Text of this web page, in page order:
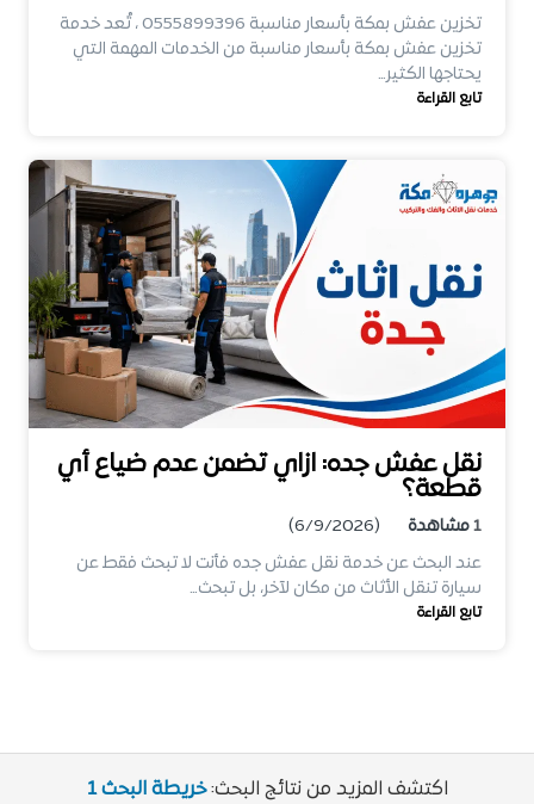
تخزين عفش بمكة بأسعار مناسبة 0555899396 ، تُعد خدمة
تخزين عفش بمكة بأسعار مناسبة من الخدمات المهمة التي
يحتاجها الكثير…
تابع القراءة
نقل عفش جده: ازاي تضمن عدم ضياع أي
قطعة؟
1مشاهدة
(6/9/2026)
عند البحث عن خدمة نقل عفش جده فأنت لا تبحث فقط عن
سيارة تنقل الأثاث من مكان لآخر، بل تبحث…
تابع القراءة
اكتشف المزيد من نتائج البحث:خريطة البحث 1